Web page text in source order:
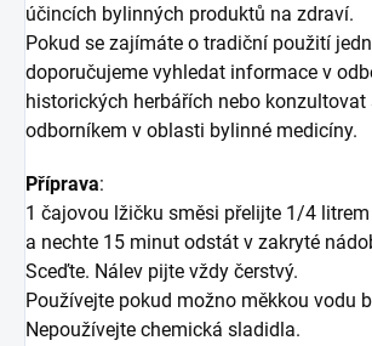
účincích bylinných produktů na zdraví.
Pokud se zajímáte o tradiční použití
doporučujeme vyhledat informace v
historických herbářích nebo
odborníkem v oblasti bylinné medicíny.
Příprava:
1 čajovou lžičku směsi přelijte 1/4
a nechte 15 minut odstát v zakryté
Sceďte. Nálev pijte vždy čerstvý.
Používejte pokud možno měkkou vodu
Nepoužívejte chemická sladidla.